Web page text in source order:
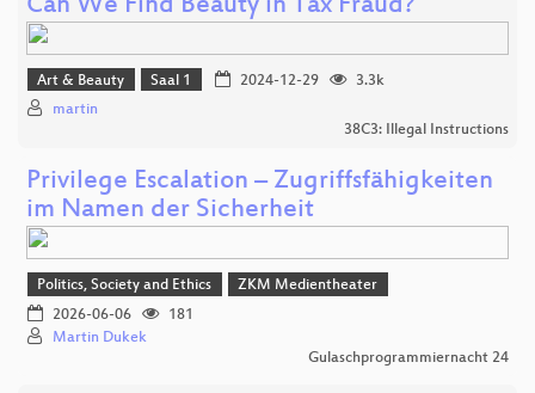
Can We Find Beauty in Tax Fraud?
Art & Beauty Saal 1 2024-12-29
3.3k
martin
38C3: Illegal Instructions
Privilege Escalation – Zugriffsfähigkeiten
im Namen der Sicherheit
Politics, Society and Ethics
ZKM Medientheater
2026-06-06
181
Martin Dukek
Gulaschprogrammiernacht 24